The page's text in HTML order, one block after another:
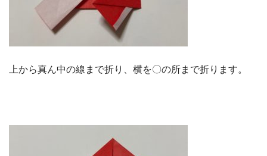
上から真ん中の線まで折り、横を〇の所まで折ります。